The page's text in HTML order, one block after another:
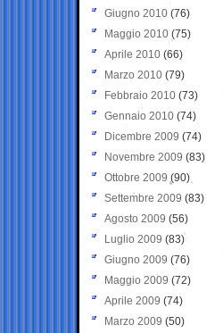
Giugno 2010 (76)
Maggio 2010 (75)
Aprile 2010 (66)
Marzo 2010 (79)
Febbraio 2010 (73)
Gennaio 2010 (74)
Dicembre 2009 (74)
Novembre 2009 (83)
Ottobre 2009 (90)
Settembre 2009 (83)
Agosto 2009 (56)
Luglio 2009 (83)
Giugno 2009 (76)
Maggio 2009 (72)
Aprile 2009 (74)
Marzo 2009 (50)